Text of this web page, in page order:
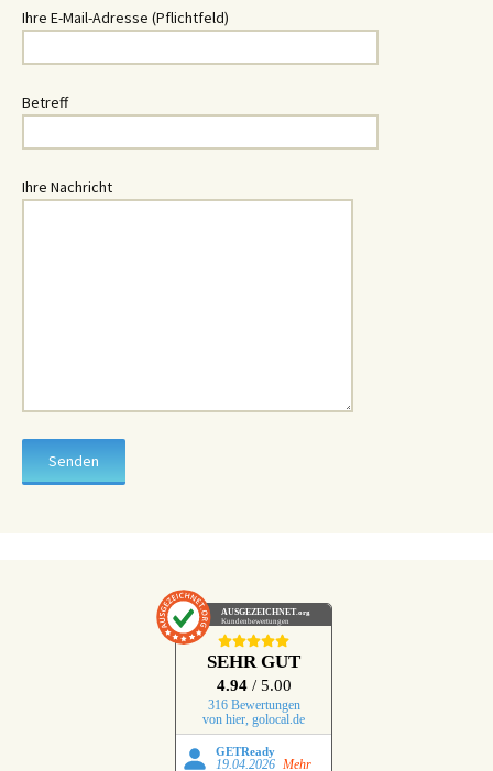
Ihre E-Mail-Adresse (Pflichtfeld)
Betreff
Ihre Nachricht
AUSGEZEICHNET.org
Kundenbewertungen
SEHR GUT
4.94 / 5.00
316 Bewertungen
von hier, golocal.de
GETReady
19.04.2026 Mehr